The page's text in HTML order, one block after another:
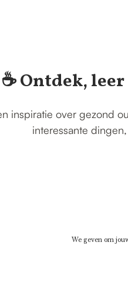
☕️ Ontdek,
inspiratie over gezond
interessante
We geven om